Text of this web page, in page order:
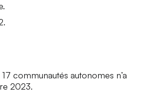
communautés autonomes n’a
2023.